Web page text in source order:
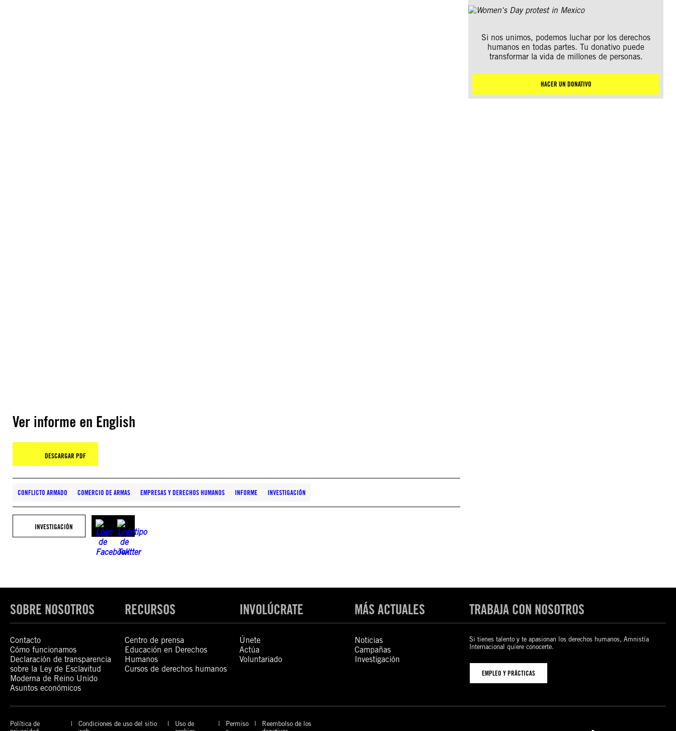
Ver informe en English
DESCARGAR PDF
CONFLICTO ARMADO COMERCIO DE ARMAS EMPRESAS Y DERECHOS HUMANOS INFORME INVESTIGACIÓN
INVESTIGACIÓN
Si nos unimos, podemos luchar por los derechos
humanos en todas partes. Tu donativo puede
transformar la vida de millones de personas.
HACER UN DONATIVO
SOBRE NOSOTROS
Contacto
Cómo funcionamos
Declaración de transparencia
sobre la Ley de Esclavitud
Moderna de Reino Unido
Asuntos económicos
RECURSOS
Centro de prensa
Educación en Derechos
Humanos
Cursos de derechos humanos
INVOLÚCRATE
Únete
Actúa
Voluntariado
MÁS ACTUALES
Noticias
Campañas
Investigación
TRABAJA CON NOSOTROS
Si tienes talento y te apasionan los derechos humanos, Amnistía
Internacional quiere conocerte.
EMPLEO Y PRÁCTICAS
Política de
Condiciones de uso del sitio
Uso de
Permiso
Reembolso de los